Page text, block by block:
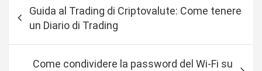
Guida al Trading di Criptovalute: Come tenere
un Diario di Trading
Come condividere la password del Wi-Fi su